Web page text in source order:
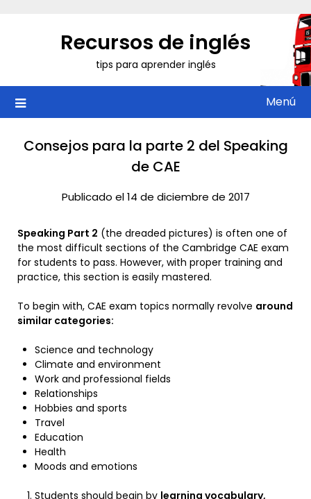
Recursos de inglés
tips para aprender inglés
Menú
Consejos para la parte 2 del Speaking
de CAE
Publicado el 14 de diciembre de 2017
Speaking Part 2 (the dreaded pictures) is often one of
the most difficult sections of the Cambridge CAE exam
for students to pass. However, with proper training and
practice, this section is easily mastered.
To begin with, CAE exam topics normally revolve around
similar categories:
Science and technology
Climate and environment
Work and professional fields
Relationships
Hobbies and sports
Travel
Education
Health
Moods and emotions
Students should begin by learning vocabulary,